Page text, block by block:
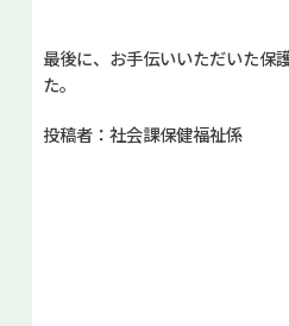
最後に、お手伝いいただいた保
た。
投稿者：社会課保健福祉係